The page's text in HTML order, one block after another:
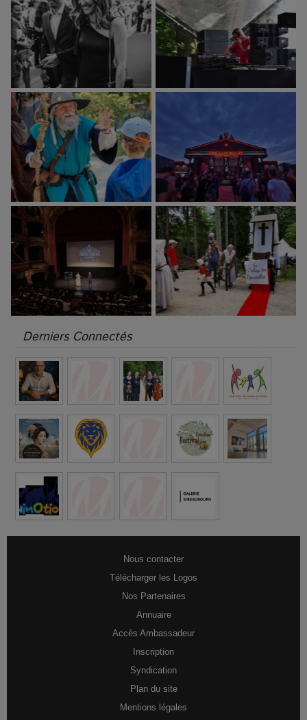
Derniers Connectés
Nous contacter
Télécharger les Logos
Nos Partenaires
Annuaire
Accès Ambassadeur
Inscription
Syndication
Plan du site
Mentions légales